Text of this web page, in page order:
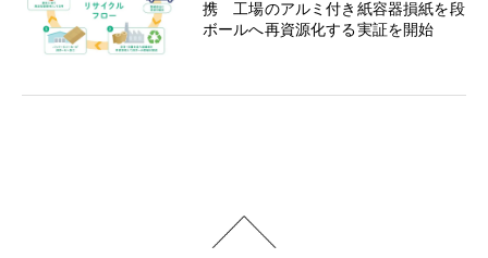
携 工場のアルミ付き紙容器損紙を段
ボールへ再資源化する実証を開始